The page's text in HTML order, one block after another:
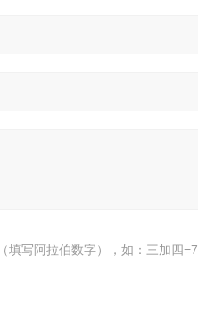
填写阿拉伯数字），如：三加四=7